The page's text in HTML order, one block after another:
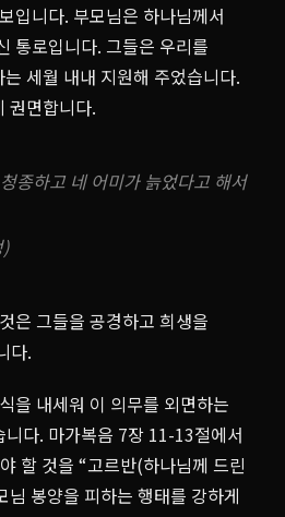
입니다. 부모님은 하나님께서
통로입니다. 그들은 우리를
세월 내내 지원해 주었습니다.
권면합니다.
종하고 네 어미가 늙었다고 해서
은 그들을 공경하고 희생을
다.
을 내세워 이 의무를 외면하는
다. 마가복음 7장 11-13절에서
할 것을 “고르반(하나님께 드린
님 봉양을 피하는 행태를 강하게